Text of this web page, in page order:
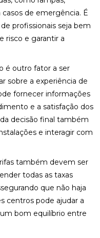
de emergência. É
profissionais seja bem
risco e garantir a
é outro fator a ser
sobre a experiência de
fornecer informações
e a satisfação dos
decisão final também
e interagir com
também devem ser
todas as taxas
que não haja
centros pode ajudar a
bom equilíbrio entre